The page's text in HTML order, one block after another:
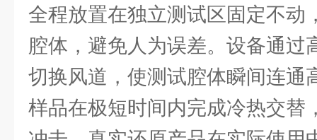
全程放置在独立测试区固定不动
腔体，避免人为误差。设备通过
切换风道，使测试腔体瞬间连通
样品在极短时间内完成冷热交替